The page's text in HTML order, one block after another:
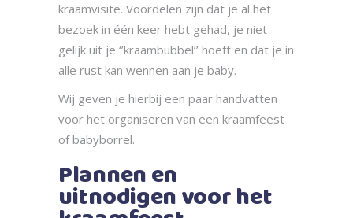
kraamvisite. Voordelen zijn dat je al het
bezoek in één keer hebt gehad, je niet
gelijk uit je ‘’kraambubbel’’ hoeft en dat je in
alle rust kan wennen aan je baby.
Wij geven je hierbij een paar handvatten
voor het organiseren van een kraamfeest
of babyborrel.
Plannen en
uitnodigen voor het